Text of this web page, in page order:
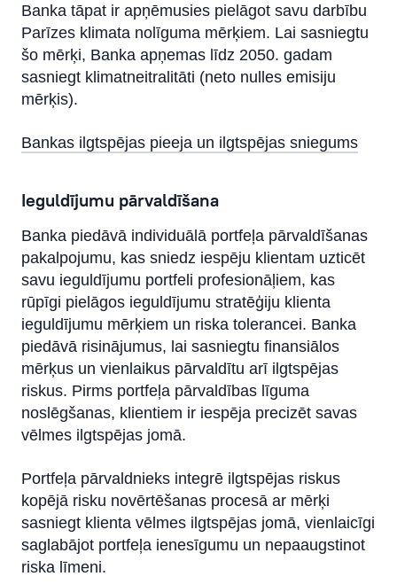
Banka tāpat ir apņēmusies pielāgot savu darbību
Parīzes klimata nolīguma mērķiem. Lai sasniegtu
šo mērķi, Banka apņemas līdz 2050. gadam
sasniegt klimatneitralitāti (neto nulles emisiju
mērķis).
Bankas ilgtspējas pieeja un ilgtspējas sniegums
Ieguldījumu pārvaldīšana
Banka piedāvā individuālā portfeļa pārvaldīšanas
pakalpojumu, kas sniedz iespēju klientam uzticēt
savu ieguldījumu portfeli profesionāļiem, kas
rūpīgi pielāgos ieguldījumu stratēģiju klienta
ieguldījumu mērķiem un riska tolerancei. Banka
piedāvā risinājumus, lai sasniegtu finansiālos
mērķus un vienlaikus pārvaldītu arī ilgtspējas
riskus. Pirms portfeļa pārvaldības līguma
noslēgšanas, klientiem ir iespēja precizēt savas
vēlmes ilgtspējas jomā.
Portfeļa pārvaldnieks integrē ilgtspējas riskus
kopējā risku novērtēšanas procesā ar mērķi
sasniegt klienta vēlmes ilgtspējas jomā, vienlaicīgi
saglabājot portfeļa ienesīgumu un nepaaugstinot
riska līmeni.